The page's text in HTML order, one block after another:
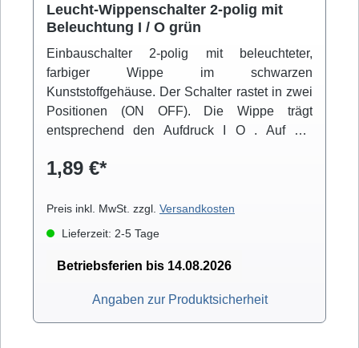
Leucht-Wippenschalter 2-polig mit
Beleuchtung I / O grün
Einbauschalter 2-polig mit beleuchteter,
farbiger Wippe im schwarzen
Kunststoffgehäuse. Der Schalter rastet in zwei
Positionen (ON OFF). Die Wippe trägt
entsprechend den Aufdruck I O . Auf der
6,3mm Flachstecker. Der Einbau erfolgt über
1,89 €*
Preis inkl. MwSt. zzgl. Versandkosten
Lieferzeit: 2-5 Tage
Betriebsferien bis 14.08.2026
Angaben zur Produktsicherheit